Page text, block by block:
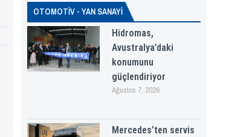
OTOMOTİV - YAN SANAYİ
Hidromas,
Avustralya’daki
konumunu
güçlendiriyor
Ağustos 7, 2026
Mercedes’ten servis